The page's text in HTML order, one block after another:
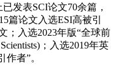
发表SCI论文70余篇，
篇论文入选ESI高被引
；入选2023年版“全球前
；入选2019年英
作者”。